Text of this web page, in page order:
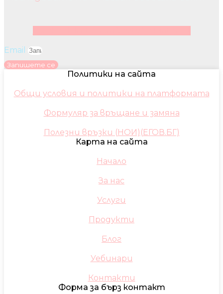
Email
Запишете се
Политики на сайта
Общи условия и политики на платформата
Формуляр за връщане и замяна
Полезни връзки (НОИ)(ЕГОВ.БГ)
Карта на сайта
Начало
За нас
Услуги
Продукти
Блог
Уебинари
Контакти
Форма за бърз контакт